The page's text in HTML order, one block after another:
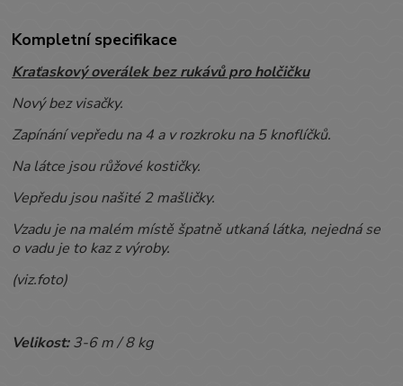
Kompletní specifikace
Kraťaskový overálek bez rukávů pro holčičku
Nový bez visačky.
Zapínání vepředu na 4 a v rozkroku na 5 knoflíčků.
Na látce jsou růžové kostičky.
Vepředu jsou našité 2 mašličky.
Vzadu je na malém místě špatně utkaná látka, nejedná se
o vadu je to kaz z výroby.
(viz.foto)
Velikost:3-6 m / 8 kg